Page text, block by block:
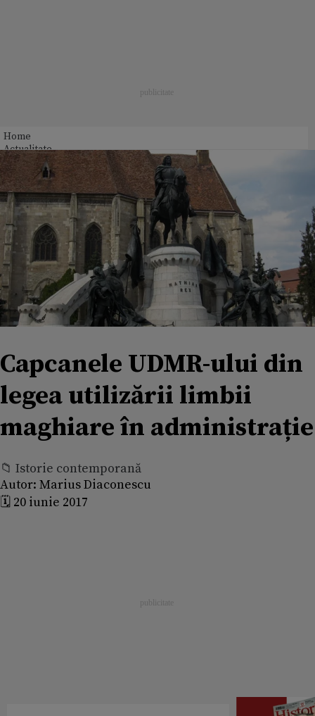
Home
Actualitate
Capcanele UDMR-ului din
legea utilizării limbii
maghiare în administrație
📁 Istorie contemporană
Autor: Marius Diaconescu
🗓️ 20 iunie 2017